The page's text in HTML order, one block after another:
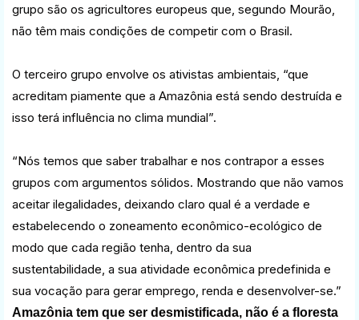
grupo são os agricultores europeus que, segundo Mourão,
não têm mais condições de competir com o Brasil.
O terceiro grupo envolve os ativistas ambientais, “que
acreditam piamente que a Amazônia está sendo destruída e
isso terá influência no clima mundial”.
“Nós temos que saber trabalhar e nos contrapor a esses
grupos com argumentos sólidos. Mostrando que não vamos
aceitar ilegalidades, deixando claro qual é a verdade e
estabelecendo o zoneamento econômico-ecológico de
modo que cada região tenha, dentro da sua
sustentabilidade, a sua atividade econômica predefinida e
sua vocação para gerar emprego, renda e desenvolver-se.”
Amazônia tem que ser desmistificada, não é a floresta